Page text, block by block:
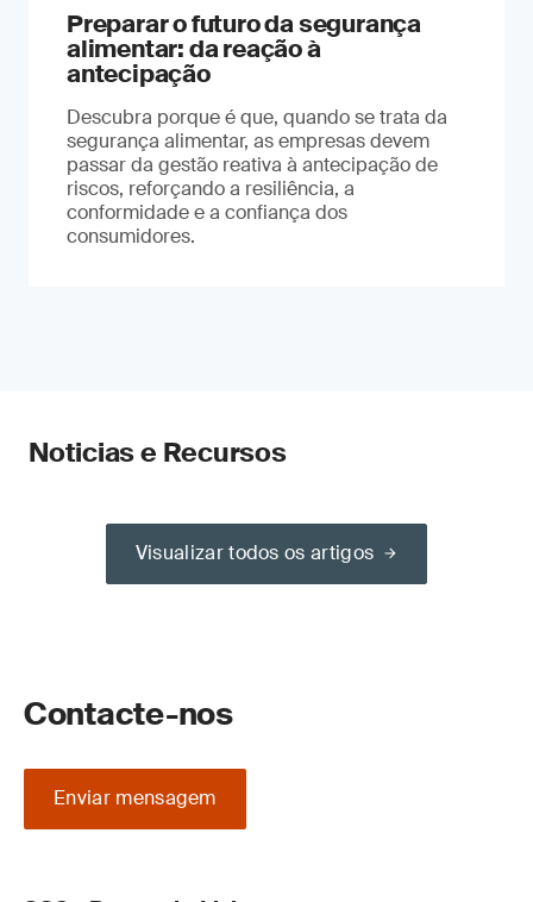
Preparar o futuro da segurança
alimentar: da reação à
antecipação
Descubra porque é que, quando se trata da
segurança alimentar, as empresas devem
passar da gestão reativa à antecipação de
riscos, reforçando a resiliência, a
conformidade e a confiança dos
consumidores.
Noticias e Recursos
Visualizar todos os artigos
Contacte-nos
Enviar mensagem